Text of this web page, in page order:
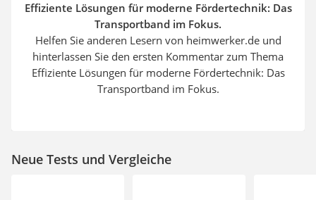
Effiziente Lösungen für moderne Fördertechnik: Das
Transportband im Fokus.
Helfen Sie anderen Lesern von heimwerker.de und
hinterlassen Sie den ersten Kommentar zum Thema
Effiziente Lösungen für moderne Fördertechnik: Das
Transportband im Fokus.
Neue Tests und Vergleiche